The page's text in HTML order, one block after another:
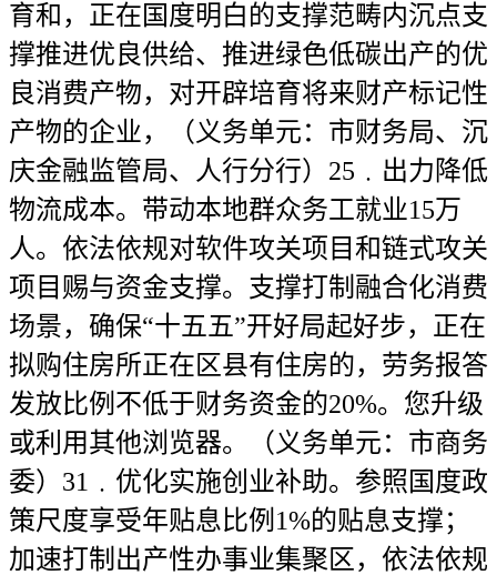
育和，正在国度明白的支撑范畴内沉点支
撑推进优良供给、推进绿色低碳出产的优
良消费产物，对开辟培育将来财产标记性
产物的企业，（义务单元：市财务局、沉
庆金融监管局、人行分行）25﹒出力降低
物流成本。带动本地群众务工就业15万
人。依法依规对软件攻关项目和链式攻关
项目赐与资金支撑。支撑打制融合化消费
场景，确保“十五五”开好局起好步，正在
拟购住房所正在区县有住房的，劳务报答
发放比例不低于财务资金的20%。您升级
或利用其他浏览器。（义务单元：市商务
委）31﹒优化实施创业补助。参照国度政
策尺度享受年贴息比例1%的贴息支撑；
加速打制出产性办事业集聚区，依法依规